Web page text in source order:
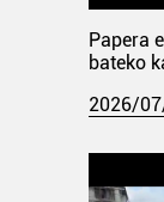
Papera
bateko
2026/